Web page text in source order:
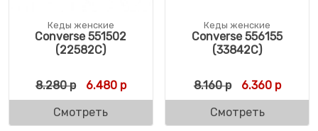
Кеды женские
Converse 551502
(22582C)
8.280р Первоначальная цена составляла 8.280
6.480рТекущая цена: 6.480 р.
Смотреть
Кеды женские
Converse 556155
(33842C)
8.160р 6.360р
Смотреть